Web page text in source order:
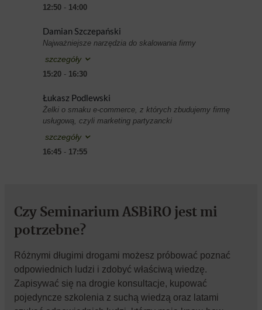
12:50- 14:00
Damian Szczepański
Najważniejsze narzędzia do skalowania firmy
szczegóły
15:20- 16:30
Łukasz Podlewski
Żelki o smaku e-commerce, z których zbudujemy firmę
usługową, czyli marketing partyzancki
szczegóły
16:45- 17:55
Czy Seminarium ASBiRO jest mi
potrzebne?
Różnymi długimi drogami możesz próbować poznać
odpowiednich ludzi i zdobyć właściwą wiedzę.
Zapisywać się na drogie konsultacje, kupować
pojedyncze szkolenia z suchą wiedzą oraz latami